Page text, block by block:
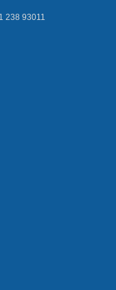
238 93011